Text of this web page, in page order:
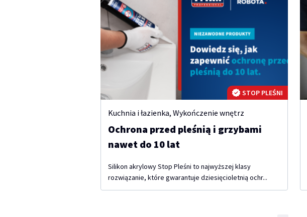
STOP PLEŚNI
Kuchnia i łazienka, Wykończenie wnętrz
Ochrona przed pleśnią i grzybami
nawet do 10 lat
Silikon akrylowy Stop Pleśni to najwyższej klasy
rozwiązanie, które gwarantuje dziesięcioletnią ochr...